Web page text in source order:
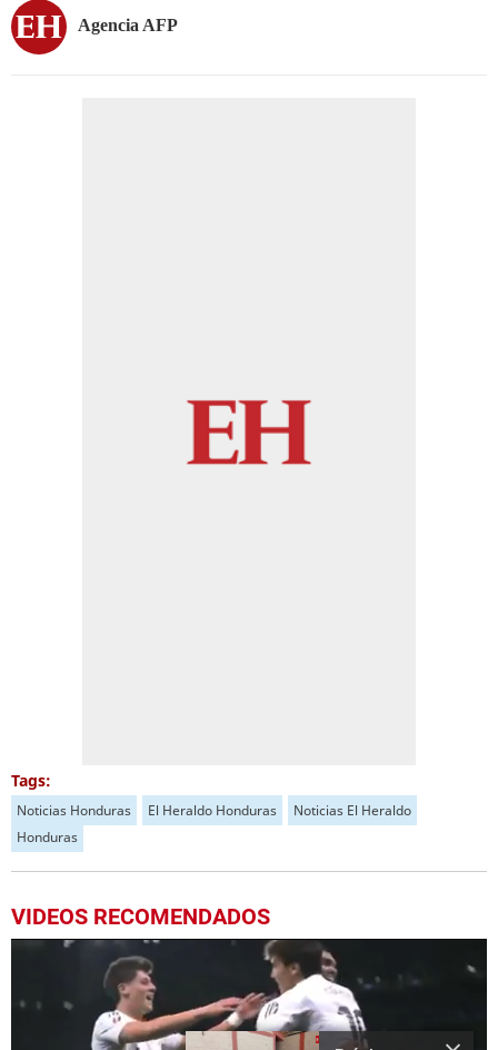
Agencia AFP
Tags:
Noticias Honduras El Heraldo Honduras
Noticias El Heraldo
Honduras
VIDEOS RECOMENDADOS
Más Videos
01:56